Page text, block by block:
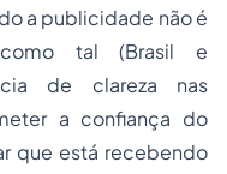
a publicidade não é
como tal (Brasil e
de clareza nas
a confiança do
que está recebendo